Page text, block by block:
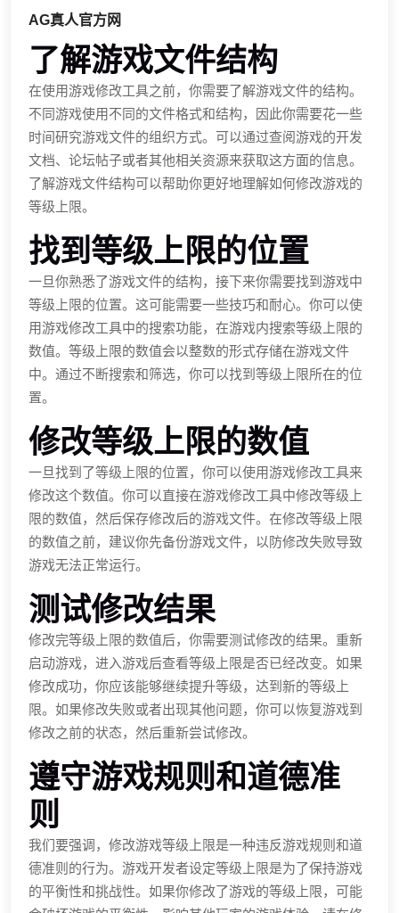
AG真人官方网
了解游戏文件结构
在使用游戏修改工具之前，你需要了解游戏文件的结构。
不同游戏使用不同的文件格式和结构，因此你需要花一些
时间研究游戏文件的组织方式。可以通过查阅游戏的开发
文档、论坛帖子或者其他相关资源来获取这方面的信息。
了解游戏文件结构可以帮助你更好地理解如何修改游戏的
等级上限。
找到等级上限的位置
一旦你熟悉了游戏文件的结构，接下来你需要找到游戏中
等级上限的位置。这可能需要一些技巧和耐心。你可以使
用游戏修改工具中的搜索功能，在游戏内搜索等级上限的
数值。等级上限的数值会以整数的形式存储在游戏文件
中。通过不断搜索和筛选，你可以找到等级上限所在的位
置。
修改等级上限的数值
一旦找到了等级上限的位置，你可以使用游戏修改工具来
修改这个数值。你可以直接在游戏修改工具中修改等级上
限的数值，然后保存修改后的游戏文件。在修改等级上限
的数值之前，建议你先备份游戏文件，以防修改失败导致
游戏无法正常运行。
测试修改结果
修改完等级上限的数值后，你需要测试修改的结果。重新
启动游戏，进入游戏后查看等级上限是否已经改变。如果
修改成功，你应该能够继续提升等级，达到新的等级上
限。如果修改失败或者出现其他问题，你可以恢复游戏到
修改之前的状态，然后重新尝试修改。
遵守游戏规则和道德准
则
我们要强调，修改游戏等级上限是一种违反游戏规则和道
德准则的行为。游戏开发者设定等级上限是为了保持游戏
的平衡性和挑战性。如果你修改了游戏的等级上限，可能